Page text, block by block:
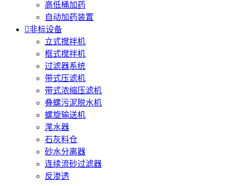
高低桶加药
自动加药装置
非标设备
立式搅拌机
框式搅拌机
过滤器系统
带式压滤机
带式浓缩压滤机
叠螺污泥脱水机
螺旋输送机
滗水器
石灰料仓
砂水分离器
连续流砂过滤器
反渗透